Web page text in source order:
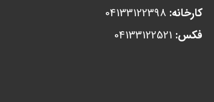
کارخانه: 04133122398
فکس: